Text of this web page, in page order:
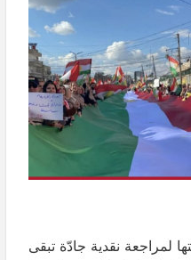
لمراجعة نقدية جادّة تبقى